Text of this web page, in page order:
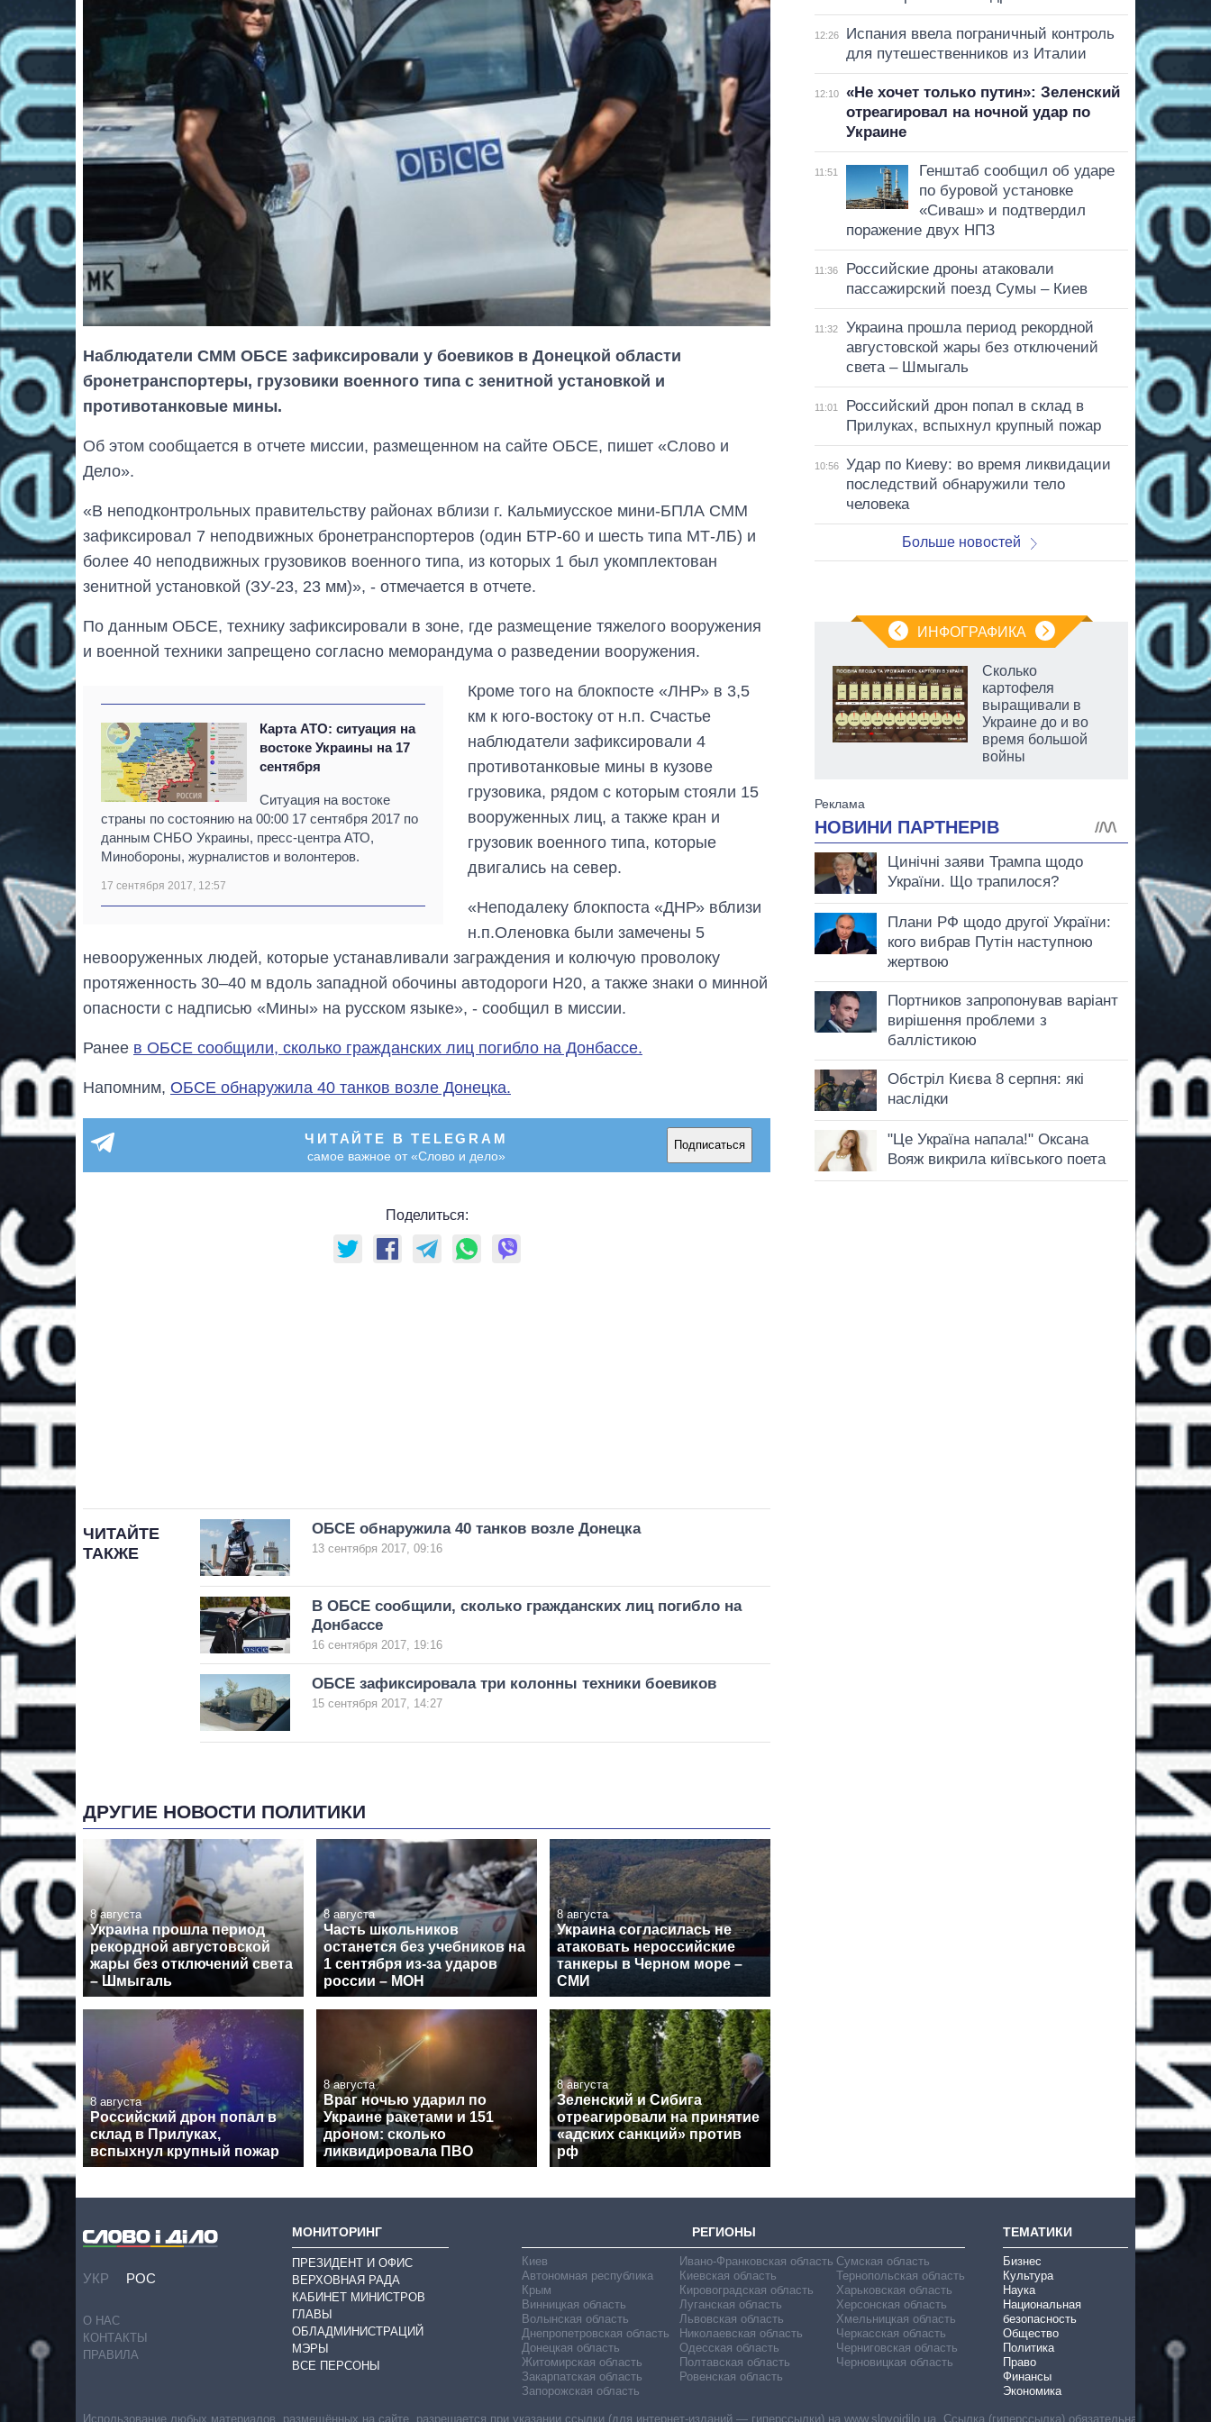
Наблюдатели СММ ОБСЕ зафиксировали у боевиков в Донецкой области
бронетранспортеры, грузовики военного типа с зенитной установкой и
противотанковые мины.
Об этом сообщается в отчете миссии, размещенном на сайте ОБСЕ, пишет «Слово и
Дело».
«В неподконтрольных правительству районах вблизи г. Кальмиусское мини-БПЛА СММ
зафиксировал 7 неподвижных бронетранспортеров (один БТР-60 и шесть типа МТ-ЛБ) и
более 40 неподвижных грузовиков военного типа, из которых 1 был укомплектован
зенитной установкой (ЗУ-23, 23 мм)», - отмечается в отчете.
По данным ОБСЕ, технику зафиксировали в зоне, где размещение тяжелого вооружения
и военной техники запрещено согласно меморандума о разведении вооружения.
Карта АТО: ситуация на
востоке Украины на 17
сентября
Ситуация на востоке
страны по состоянию на 00:00 17 сентября 2017 по
данным СНБО Украины, пресс-центра АТО,
Минобороны, журналистов и волонтеров.
17 сентября 2017, 12:57
Кроме того на блокпосте «ЛНР» в 3,5
км к юго-востоку от н.п. Счастье
наблюдатели зафиксировали 4
противотанковые мины в кузове
грузовика, рядом с которым стояли 15
вооруженных лиц, а также кран и
грузовик военного типа, которые
двигались на север.
«Неподалеку блокпоста «ДНР» вблизи
н.п.Оленовка были замечены 5
невооруженных людей, которые устанавливали заграждения и колючую проволоку
протяженность 30–40 м вдоль западной обочины автодороги Н20, а также знаки о минной
опасности с надписью «Мины» на русском языке», - сообщил в миссии.
Ранее в ОБСЕ сообщили, сколько гражданских лиц погибло на Донбассе.
Напомним, ОБСЕ обнаружила 40 танков возле Донецка.
ЧИТАЙТЕ В TELEGRAM
самое важное от «Слово и дело»
Подписаться
Поделиться:
ЧИТАЙТЕ
ТАКЖЕ
ОБСЕ обнаружила 40 танков возле Донецка
13 сентября 2017, 09:16
В ОБСЕ сообщили, сколько гражданских лиц погибло на
Донбассе
16 сентября 2017, 19:16
ОБСЕ зафиксировала три колонны техники боевиков
15 сентября 2017, 14:27
ДРУГИЕ НОВОСТИ ПОЛИТИКИ
8 августа
Украина прошла период
рекордной августовской
жары без отключений света
– Шмыгаль
8 августа
Часть школьников
останется без учебников на
1 сентября из-за ударов
россии – МОН
8 августа
Украина согласилась не
атаковать нероссийские
танкеры в Черном море –
СМИ
8 августа
Российский дрон попал в
склад в Прилуках,
вспыхнул крупный пожар
8 августа
Враг ночью ударил по
Украине ракетами и 151
дроном: сколько
ликвидировала ПВО
8 августа
Зеленский и Сибига
отреагировали на принятие
«адских санкций» против
рф
12:26
Испания ввела пограничный контроль
для путешественников из Италии
12:10
«Не хочет только путин»: Зеленский
отреагировал на ночной удар по
Украине
11:51
Генштаб сообщил об ударе
по буровой установке
«Сиваш» и подтвердил
поражение двух НПЗ
11:36
Российские дроны атаковали
пассажирский поезд Сумы – Киев
11:32
Украина прошла период рекордной
августовской жары без отключений
света – Шмыгаль
11:01
Российский дрон попал в склад в
Прилуках, вспыхнул крупный пожар
10:56
Удар по Киеву: во время ликвидации
последствий обнаружили тело
человека
Больше новостей
ИНФОГРАФИКА
массированных
за лето: Киев и
область стали
Сколько
картофеля
выращивали в
Украине до и во
время большой
войны
УКР РОС
О НАС
КОНТАКТЫ
ПРАВИЛА
МОНИТОРИНГ
ПРЕЗИДЕНТ И ОФИС
ВЕРХОВНАЯ РАДА
КАБИНЕТ МИНИСТРОВ
ГЛАВЫ
ОБЛАДМИНИСТРАЦИЙ
МЭРЫ
ВСЕ ПЕРСОНЫ
РЕГИОНЫ
Киев
Автономная республика
Крым
Винницкая область
Волынская область
Днепропетровская область
Донецкая область
Житомирская область
Закарпатская область
Запорожская область
Ивано-Франковская область
Киевская область
Кировоградская область
Луганская область
Львовская область
Николаевская область
Одесская область
Полтавская область
Ровенская область
Сумская область
Тернопольская область
Харьковская область
Херсонская область
Хмельницкая область
Черкасская область
Черниговская область
Черновицкая область
ТЕМАТИКИ
Бизнес
Культура
Наука
Национальная
безопасность
Общество
Политика
Право
Финансы
Экономика
Использование любых материалов, размещённых на сайте, разрешается при указании ссылки (для интернет-изданий — гиперссылки) на www.slovoidilo.ua. Ссылка (гиперссылка) обязательна